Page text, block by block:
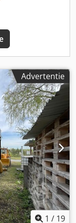
Technische
- Druk op de
naar
0,55 kW
1 ventilator
Incl.
toevoerschroef)
voor
rondstaal
Advertentie
1 / 19